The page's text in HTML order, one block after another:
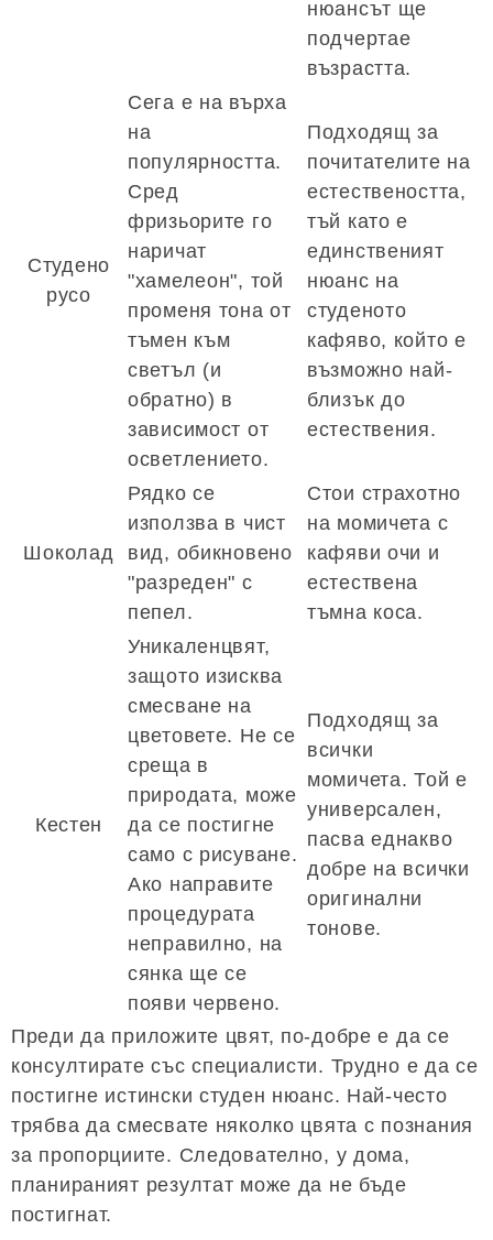
нюансът ще
подчертае
възрастта.
Студено
русо
Сега е на върха
на
популярността.
Сред
фризьорите го
наричат ​​
"хамелеон", той
променя тона от
тъмен към
светъл (и
обратно) в
зависимост от
осветлението.
Подходящ за
почитателите на
естествеността,
тъй като е
единственият
нюанс на
студеното
кафяво, който е
възможно най-
близък до
естествения.
Шоколад
Рядко се
използва в чист
вид, обикновено
"разреден" с
пепел.
Стои страхотно
на момичета с
кафяви очи и
естествена
тъмна коса.
Кестен
Уникаленцвят,
защото изисква
смесване на
цветовете. Не се
среща в
природата, може
да се постигне
само с рисуване.
Ако направите
процедурата
неправилно, на
сянка ще се
появи червено.
Подходящ за
всички
момичета. Той е
универсален,
пасва еднакво
добре на всички
оригинални
тонове.
Преди да приложите цвят, по-добре е да се
консултирате със специалисти. Трудно е да се
постигне истински студен нюанс. Най-често
трябва да смесвате няколко цвята с познания
за пропорциите. Следователно, у дома,
планираният резултат може да не бъде
постигнат.